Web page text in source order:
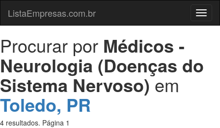
Menu
ListaEmpresas.com.br
Procurar por Médicos -
Neurologia (Doenças do
Sistema Nervoso)em
Toledo, PR
4 resultados. Página 1